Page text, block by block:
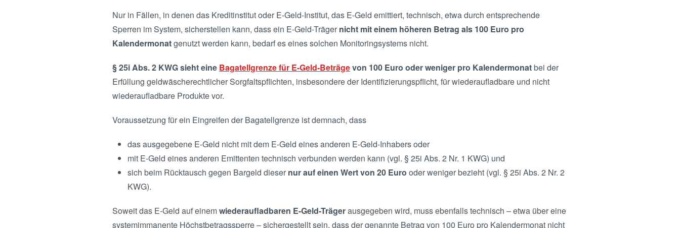
Nur in Fällen, in denen das Kreditinstitut oder E-Geld-Institut, das E-Geld emittiert, technisch, etwa durch entsprechende
Sperren im System, sicherstellen kann, dass ein E-Geld-Träger nicht mit einem höheren Betrag als 100 Euro pro
Kalendermonatgenutzt werden kann, bedarf es eines solchen Monitoringsystems nicht.
§ 25i Abs. 2 KWG sieht eine Bagatellgrenze für E-Geld-Beträgevon 100 Euro oder weniger pro Kalendermonatbei der
Erfüllung geldwäscherechtlicher Sorgfaltspflichten, insbesondere der Identifizierungspflicht, für wiederaufladbare und nicht
wiederaufladbare Produkte vor.
Voraussetzung für ein Eingreifen der Bagatellgrenze ist demnach, dass
das ausgegebene E-Geld nicht mit dem E-Geld eines anderen E-Geld-Inhabers oder
mit E-Geld eines anderen Emittenten technisch verbunden werden kann (vgl. § 25i Abs. 2 Nr. 1 KWG) und
sich beim Rücktausch gegen Bargeld dieser nur auf einen Wert von 20 Euro oder weniger bezieht (vgl. § 25i Abs. 2 Nr. 2
KWG).
Soweit das E-Geld auf einemwiederaufladbaren E-Geld-Trägerausgegeben wird, muss ebenfalls technisch – etwa über eine
systemimmanente Höchstbetragssperre – sichergestellt sein, dass der genannte Betrag von 100 Euro pro Kalendermonat nicht